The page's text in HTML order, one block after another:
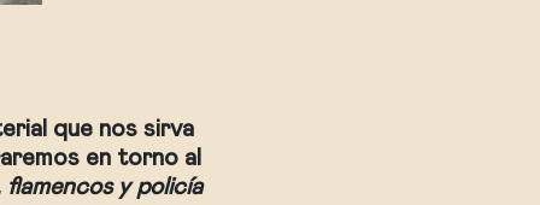
que nos sirva
en torno al
y policía